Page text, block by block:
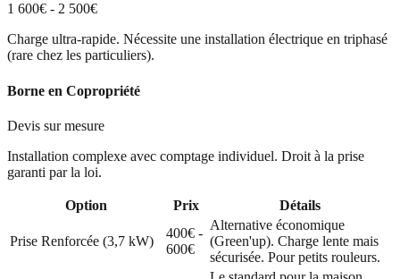
1 600€ - 2 500€
Charge ultra-rapide. Nécessite une installation électrique en triphasé
(rare chez les particuliers).
Borne en Copropriété
Devis sur mesure
Installation complexe avec comptage individuel. Droit à la prise
garanti par la loi.
Option Prix Détails
Prise Renforcée (3,7 kW)
400€ -
600€
Alternative économique
(Green'up). Charge lente mais
sécurisée. Pour petits rouleurs.